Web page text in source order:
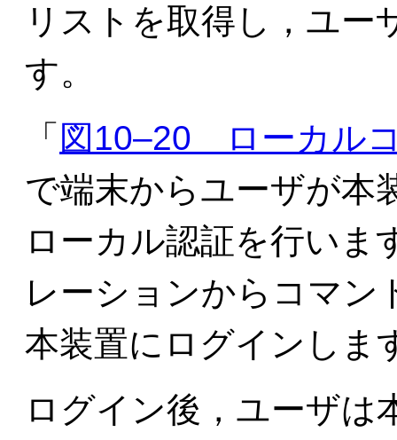
リストを取得し，ユー
す。
「 図10‒20 ローカル
で端末からユーザが本
ローカル認証を行いま
レーションからコマン
本装置にログインしま
ログイン後，ユーザは